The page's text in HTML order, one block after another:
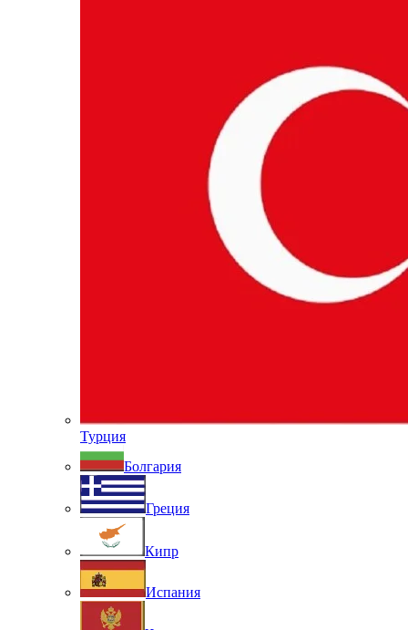
Турция
Болгария
Греция
Кипр
Испания